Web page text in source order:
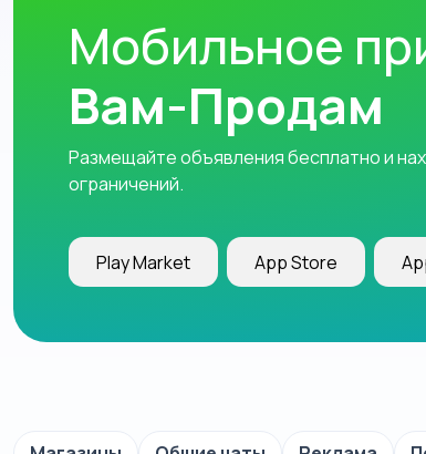
Мобильное
Вам-Продам
Размещайте объявления бесплатно и
ограничений.
Play Market App Store